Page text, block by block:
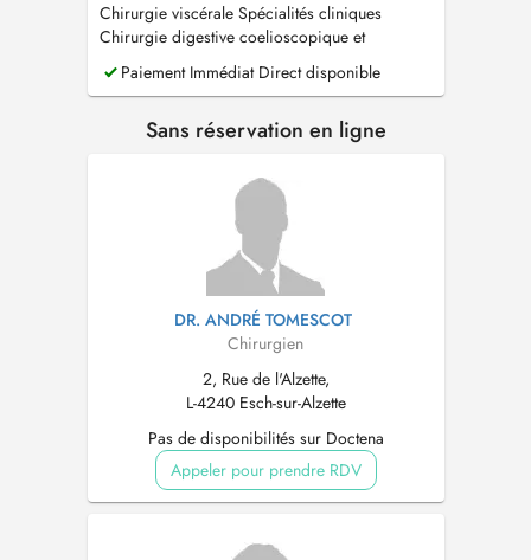
Chirurgie viscérale Spécialités cliniques
Chirurgie digestive coelioscopique et
robotique Chirurgie oncologique Chirurgie
thoracique
Paiement Immédiat Direct disponible
Sans réservation en ligne
DR. ANDRÉ TOMESCOT
Chirurgien
2, Rue de l'Alzette,
L-4240 Esch-sur-Alzette
Pas de disponibilités sur Doctena
Appeler pour prendre RDV